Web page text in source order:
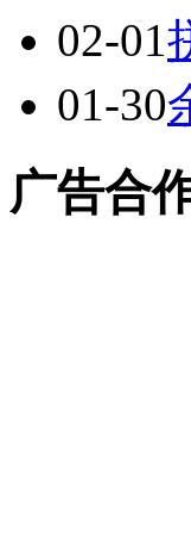
02-01
01-30
广告合